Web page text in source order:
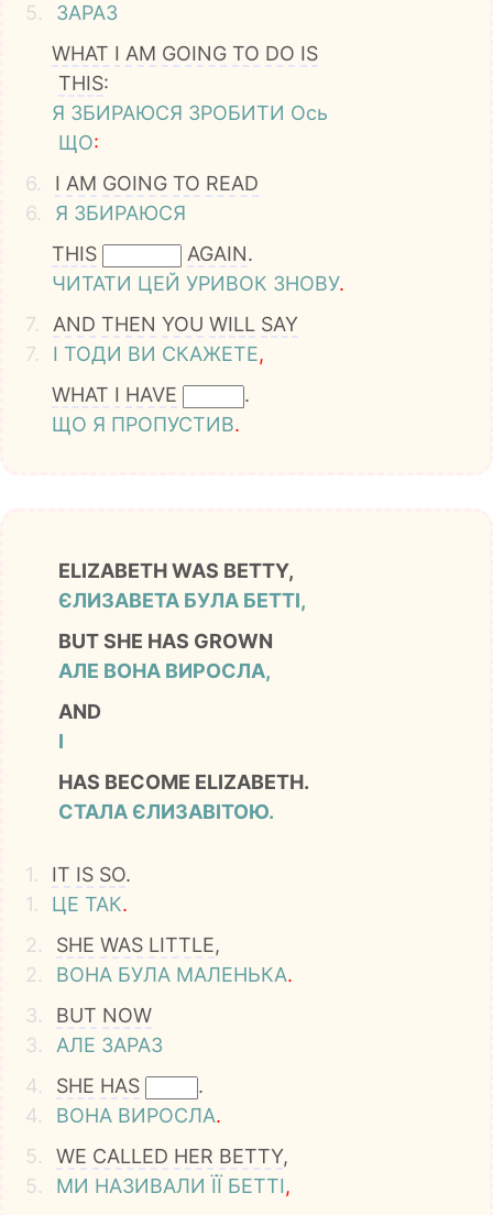
5.
ЗАРАЗ
WHAT I AM GOING TO DO IS
THIS:
Я ЗБИРАЮСЯ ЗРОБИТИ Ось
ЩО:
6.
I AM GOING TO READ
6.
Я ЗБИРАЮСЯ
THIS
AGAIN.
ЧИТАТИ ЦЕЙ УРИВОК ЗНОВУ.
7.
AND THEN YOU WILL SAY
7.
І ТОДИ ВИ СКАЖЕТЕ,
WHAT I HAVE
.
ЩО Я ПРОПУСТИВ.
ELIZABETH WAS BETTY,
ЄЛИЗАВЕТА БУЛА БЕТТІ,
BUT SHE HAS GROWN
АЛЕ ВОНА ВИРОСЛА,
AND
І
HAS BECOME ELIZABETH.
СТАЛА ЄЛИЗАВІТОЮ.
1. IT IS SO.
1.
ЦЕ ТАК.
2.
SHE WAS LITTLE,
2.
ВОНА БУЛА МАЛЕНЬКА.
3.
BUT NOW
3.
АЛЕ ЗАРАЗ
4.
SHE HAS
.
4.
ВОНА ВИРОСЛА.
5.
WE CALLED HER BETTY,
5.
МИ НАЗИВАЛИ ЇЇ БЕТТІ,